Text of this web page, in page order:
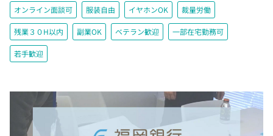
オンライン面談可 服装自由 イヤホンOK 裁量労働
残業３０H以内 副業OK ベテラン歓迎 一部在宅勤務可
若手歓迎